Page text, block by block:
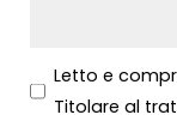
Letto e
Titolare al